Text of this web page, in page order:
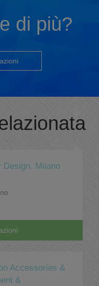
di più?
Design. Milano
Accessories &
&